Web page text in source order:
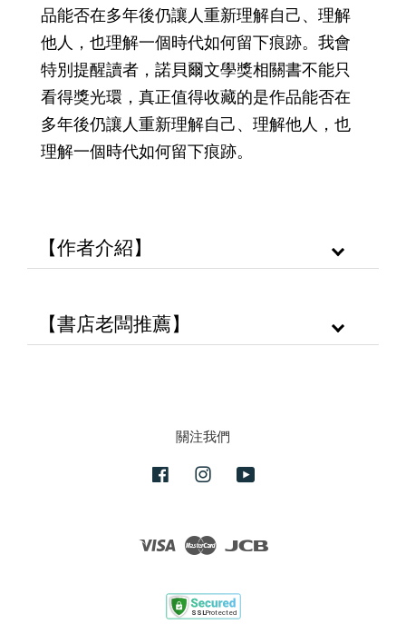
品能否在多年後仍讓人重新理解自己、理解
他人，也理解一個時代如何留下痕跡。我會
特別提醒讀者，諾貝爾文學獎相關書不能只
看得獎光環，真正值得收藏的是作品能否在
多年後仍讓人重新理解自己、理解他人，也
理解一個時代如何留下痕跡。
【作者介紹】
【書店老闆推薦】
關注我們
FacebookInstagram
Visa Master JCB